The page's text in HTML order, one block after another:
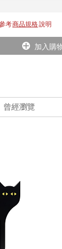
考商品規格說明
加入購
曾經瀏覽